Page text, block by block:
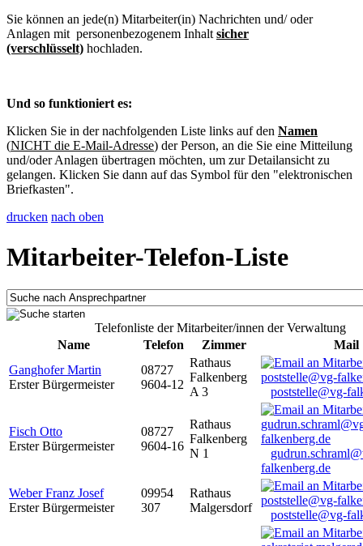
Sie können an jede(n) Mitarbeiter(in) Nachrichten und/ oder
Anlagen mit personenbezogenem Inhalt sicher
(verschlüsselt) hochladen.
Und so funktioniert es:
Klicken Sie in der nachfolgenden Liste links auf den Namen
(NICHT die E-Mail-Adresse) der Person, an die Sie eine Mitteilung
und/oder Anlagen übertragen möchten, um zur Detailansicht zu
gelangen. Klicken Sie dann auf das Symbol für den "elektronischen
Briefkasten".
drucken nach oben
Mitarbeiter-Telefon-Liste
Telefonliste der Mitarbeiter/innen der Verwaltung
Name
Telefon Zimmer
Mail
Ganghofer Martin
Erster Bürgermeister
08727
9604-12
Rathaus
Falkenberg
A 3
poststelle@vg-
Fisch Otto
Erster Bürgermeister
08727
9604-16
Rathaus
Falkenberg
N 1
falkenberg.de
Weber Franz Josef
Erster Bürgermeister
09954
307
Rathaus
Malgersdorf
poststelle@vg-